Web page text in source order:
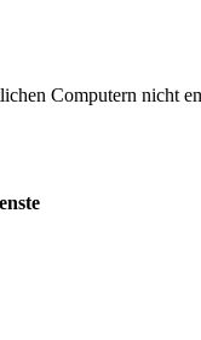
Computern nicht